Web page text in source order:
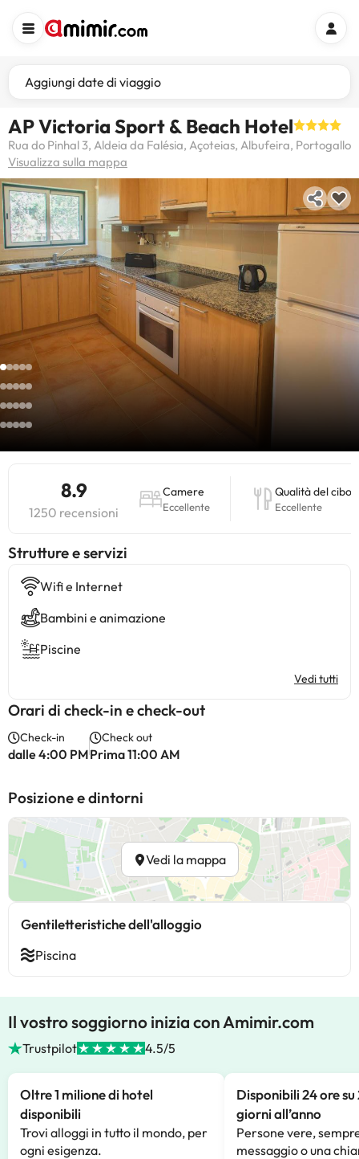
Aggiungi date di viaggio
AP Victoria Sport & Beach Hotel
Rua do Pinhal 3, Aldeia da Falésia, Açoteias, Albufeira, Portogallo
Visualizza sulla mappa
8.9
1250 recensioni
Camere
Eccellente
Qualità del cibo
Eccellente
​Strutture e servizi
Wifi e Internet
Bambini e animazione
Piscine
Vedi tutti
Orari di check-in e check-out
Check-in
dalle 4:00 PM
Check out
Prima 11:00 AM
Posizione e dintorni
Vedi la mappa
Gentiletteristiche dell'alloggio
Piscina
Il vostro soggiorno inizia con Amimir.com
Trustpilot 4.5/5
Oltre 1 milione di hotel
disponibili
Trovi alloggi in tutto il mondo, per
ogni esigenza.
Disponibili 24 ore su
giorni all’anno
Persone vere,
messaggio o una